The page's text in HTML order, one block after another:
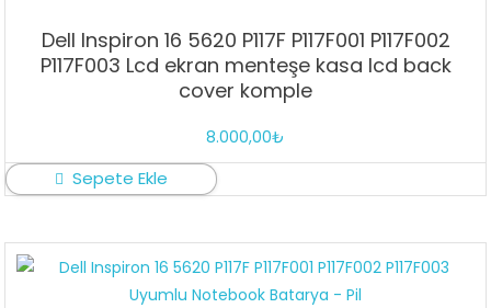
Dell Inspiron 16 5620 P117F P117F001 P117F002
P117F003 Lcd ekran menteşe kasa lcd back
cover komple
8.000,00₺
Sepete Ekle